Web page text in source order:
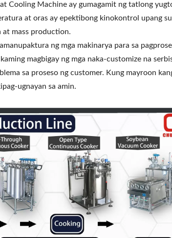
Cooling Machine ay gumagamit ng tatlong
at oras ay epektibong kinokontrol upang
at mass production.
ng mga makinarya para sa
magbigay ng mga naka-customize na
sa proseso ng customer. Kung mayroon
ugnayan sa amin.